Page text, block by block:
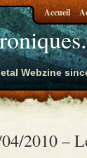
Webzine
Accueil
2010 –